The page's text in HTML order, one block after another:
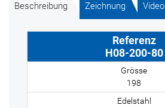
Beschreibung Zeichnung Video
H08-200-80
198